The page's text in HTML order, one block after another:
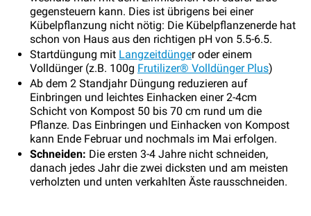
gegensteuern kann. Dies ist übrigens bei einer
Kübelpflanzung nicht nötig: Die Kübelpflanzenerde hat
schon von Haus aus den richtigen pH von 5.5-6.5.
Startdüngung mit Langzeitdünger oder einem
Volldünger (z.B. 100g Frutilizer® Volldünger Plus)
Ab dem 2 Standjahr Düngung reduzieren auf
Einbringen und leichtes Einhacken einer 2-4cm
Schicht von Kompost 50 bis 70 cm rund um die
Pflanze. Das Einbringen und Einhacken von Kompost
kann Ende Februar und nochmals im Mai erfolgen.
Schneiden: Die ersten 3-4 Jahre nicht schneiden,
danach jedes Jahr die zwei dicksten und am meisten
verholzten und unten verkahlten Äste rausschneiden.